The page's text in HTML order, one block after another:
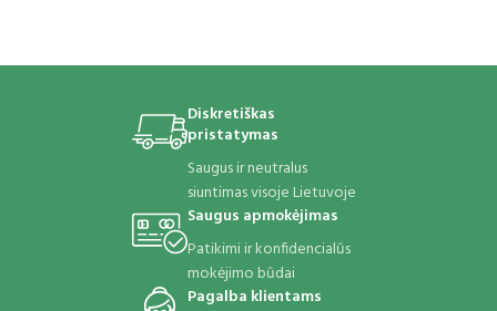
Diskretiškas
pristatymas
Saugus ir neutralus
siuntimas visoje Lietuvoje
Saugus apmokėjimas
Patikimi ir konfidencialūs
mokėjimo būdai
Pagalba klientams